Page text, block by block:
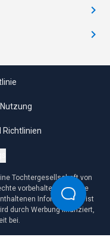
Richtlinien
Tochtergesellschaft von
vorbehalten. Jegliche
Informationen ist
durch Werbung finanziert,
bei.